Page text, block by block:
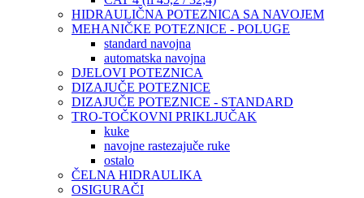
HIDRAULIČNA POTEZNICA SA NAVOJEM
MEHANIČKE POTEZNICE - POLUGE
standard navojna
automatska navojna
DJELOVI POTEZNICA
DIZAJUČE POTEZNICE
DIZAJUČE POTEZNICE - STANDARD
TRO-TOČKOVNI PRIKLJUČAK
kuke
navojne rastezajuče ruke
ostalo
ČELNA HIDRAULIKA
OSIGURAČI